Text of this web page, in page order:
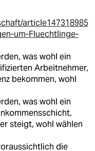
article147318985
um-Fluechtlinge-
was wohl ein
Arbeitnehmer,
bekommen, wohl
was wohl ein
steigt, wohl wählen
die